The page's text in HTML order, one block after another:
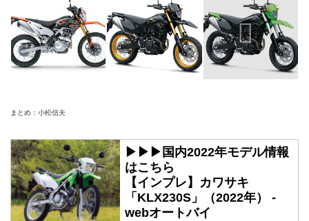
まとめ：小松信夫
▶▶▶国内2022年モデル情報
はこちら
【インプレ】カワサキ
「KLX230S」（2022年） -
webオートバイ